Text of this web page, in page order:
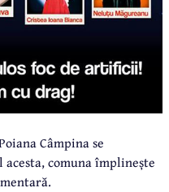
Câmpina se
comuna împlinește